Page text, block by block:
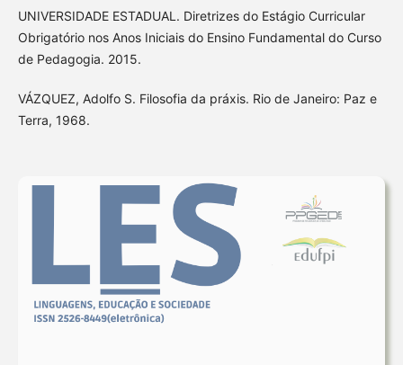
UNIVERSIDADE ESTADUAL. Diretrizes do Estágio Curricular
Obrigatório nos Anos Iniciais do Ensino Fundamental do Curso
de Pedagogia. 2015.
VÁZQUEZ, Adolfo S. Filosofia da práxis. Rio de Janeiro: Paz e
Terra, 1968.